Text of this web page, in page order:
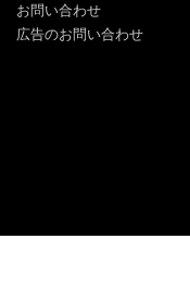
お問い合わせ
広告のお問い合わせ